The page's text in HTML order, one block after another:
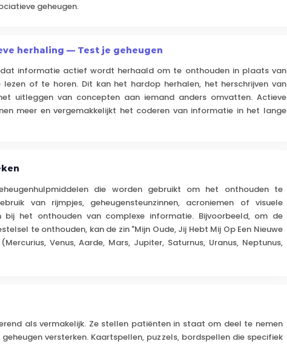
geheugen.
herhaling — Test je geheugen
informatie actief wordt herhaald om te onthouden in plaats van
of te horen. Dit kan het hardop herhalen, het herschrijven van
uitleggen van concepten aan iemand anders omvatten. Actieve
meer en vergemakkelijkt het coderen van informatie in het lange
die worden gebruikt om het onthouden te
van rijmpjes, geheugensteunzinnen, acroniemen of visuele
het onthouden van complexe informatie. Bijvoorbeeld, om de
te onthouden, kan de zin "Mijn Oude, Jij Hebt Mij Op Een Nieuwe
Venus, Aarde, Mars, Jupiter, Saturnus, Uranus, Neptunus,
als vermakelijk. Ze stellen patiënten in staat om deel te nemen
versterken. Kaartspellen, puzzels, bordspellen die specifiek